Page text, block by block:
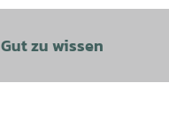
Gut zu wissen